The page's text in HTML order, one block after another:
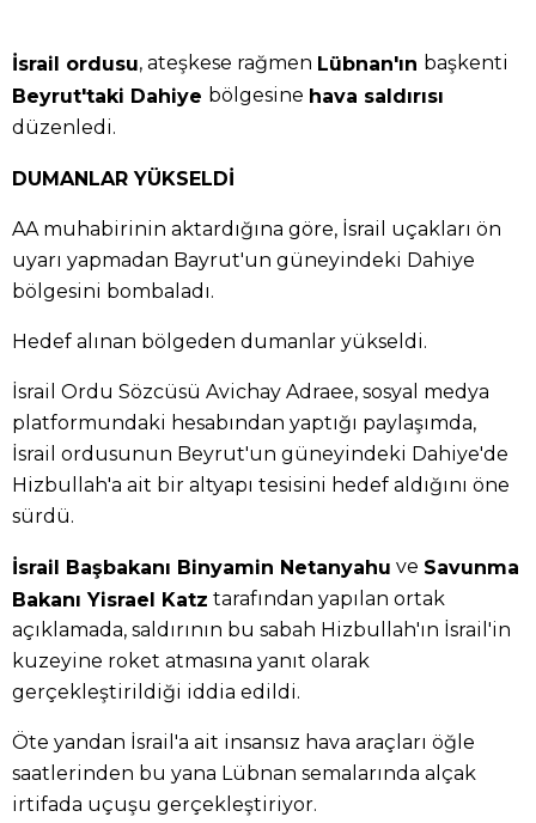
İsrail ordusu, ateşkese rağmen Lübnan'ın başkenti
Beyrut'taki Dahiye bölgesine hava saldırısı
düzenledi.
DUMANLAR YÜKSELDİ
AA muhabirinin aktardığına göre, İsrail uçakları ön
uyarı yapmadan Bayrut'un güneyindeki Dahiye
bölgesini bombaladı.
Hedef alınan bölgeden dumanlar yükseldi.
İsrail Ordu Sözcüsü Avichay Adraee, sosyal medya
platformundaki hesabından yaptığı paylaşımda,
İsrail ordusunun Beyrut'un güneyindeki Dahiye'de
Hizbullah'a ait bir altyapı tesisini hedef aldığını öne
sürdü.
İsrail Başbakanı Binyamin Netanyahu ve Savunma
Bakanı Yisrael Katz tarafından yapılan ortak
açıklamada, saldırının bu sabah Hizbullah'ın İsrail'in
kuzeyine roket atmasına yanıt olarak
gerçekleştirildiği iddia edildi.
Öte yandan İsrail'a ait insansız hava araçları öğle
saatlerinden bu yana Lübnan semalarında alçak
irtifada uçuşu gerçekleştiriyor.